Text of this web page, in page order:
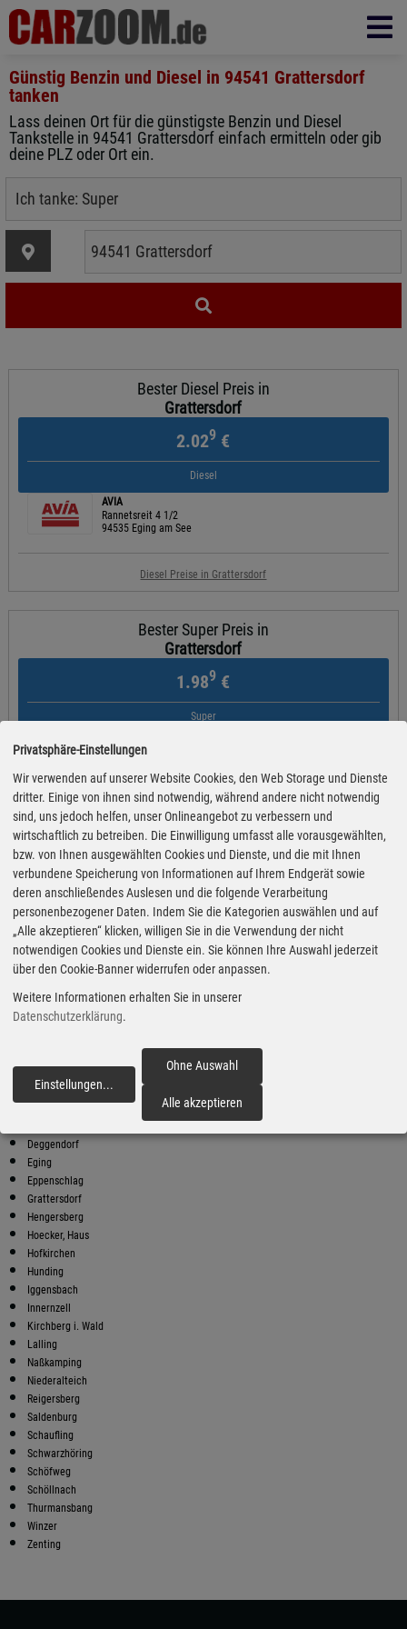
Günstig Benzin und Diesel in 94541 Grattersdorf
tanken
Lass deinen Ort für die günstigste Benzin und Diesel
Tankstelle in 94541 Grattersdorf einfach ermitteln oder gib
deine PLZ oder Ort ein.
Bester Diesel Preis in
Grattersdorf
2.029 €
Diesel
AVIA
Rannetsreit 4 1/2
94535 Eging am See
Diesel Preise in Grattersdorf
Bester Super Preis in
Grattersdorf
1.989 €
Super
AVIA
Rannetsreit 4 1/2
Super Preise in Grattersdorf
Bester Super E10 Preis in
Grattersdorf
1.929€
Super E10
Rannetsreit 4 1/2
Preiswerter tanken - finden Sie die günstigsten Benzin und Diesel
Preise in Ihrer Stadt
Deggendorf
Eging
Eppenschlag
Grattersdorf
Hengersberg
Hoecker, Haus
Hofkirchen
Hunding
Iggensbach
Innernzell
Kirchberg i. Wald
Lalling
Naßkamping
Niederalteich
Reigersberg
Saldenburg
Schaufling
Schwarzhöring
Schöfweg
Schöllnach
Thurmansbang
Winzer
Zenting
Privatsphäre-Einstellungen
Wir verwenden auf unserer Website Cookies, den Web Storage und Dienste
dritter. Einige von ihnen sind notwendig, während andere nicht notwendig
sind, uns jedoch helfen, unser Onlineangebot zu verbessern und
wirtschaftlich zu betreiben. Die Einwilligung umfasst alle vorausgewählten,
bzw. von Ihnen ausgewählten Cookies und Dienste, und die mit Ihnen
verbundene Speicherung von Informationen auf Ihrem Endgerät sowie
deren anschließendes Auslesen und die folgende Verarbeitung
personenbezogener Daten. Indem Sie die Kategorien auswählen und auf
„Alle akzeptieren“ klicken, willigen Sie in die Verwendung der nicht
notwendigen Cookies und Dienste ein. Sie können Ihre Auswahl jederzeit
über den Cookie-Banner widerrufen oder anpassen.
Weitere Informationen erhalten Sie in unserer
Datenschutzerklärung.
Einstellungen...
Ohne Auswahl
Alle akzeptieren